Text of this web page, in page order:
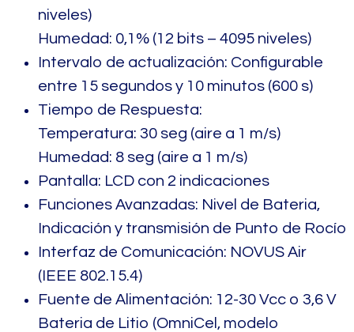
niveles)
Humedad: 0,1% (12 bits – 4095 niveles)
Intervalo de actualización: Configurable
entre 15 segundos y 10 minutos (600 s)
Tiempo de Respuesta:
Temperatura: 30 seg (aire a 1 m/s)
Humedad: 8 seg (aire a 1 m/s)
Pantalla: LCD con 2 indicaciones
Funciones Avanzadas: Nivel de Bateria,
Indicación y transmisión de Punto de Rocío
Interfaz de Comunicación: NOVUS Air
(IEEE 802.15.4)
Fuente de Alimentación: 12-30 Vcc o 3,6 V
Bateria de Litio (OmniCel, modelo